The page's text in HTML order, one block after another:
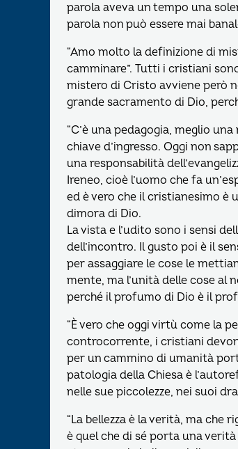
parola aveva un tempo una
parola non può essere mai
“Amo molto la definizione di
camminare”. Tutti i cristiani
mistero di Cristo avviene però
grande sacramento di Dio,
“C’è una pedagogia, meglio
chiave d’ingresso. Oggi non
una responsabilità
Ireneo, cioè l’uomo che fa
ed è vero che il cristianesimo è
dimora di Dio.
La vista e l’udito sono i sensi
dell’incontro. Il gusto poi è il
per assaggiare le cose le
mente, ma l’unità delle cose al
perché il profumo di Dio è il
“È vero che oggi virtù come la
controcorrente, i cristiani
per un cammino di umanità
patologia della Chiesa è
nelle sue piccolezze, nei suoi
“La bellezza è la verità, ma che
è quel che di sé porta una